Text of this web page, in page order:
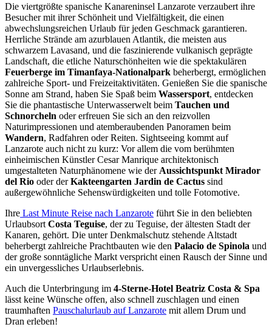
Die viertgrößte spanische Kanareninsel Lanzarote verzaubert ihre
Besucher mit ihrer Schönheit und Vielfältigkeit, die einen
abwechslungsreichen Urlaub für jeden Geschmack garantieren.
Herrliche Strände am azurblauen Atlantik, die meisten aus
schwarzem Lavasand, und die faszinierende vulkanisch geprägte
Landschaft, die etliche Naturschönheiten wie die spektakulären
Feuerberge im Timanfaya-Nationalpark beherbergt, ermöglichen
zahlreiche Sport- und Freizeitaktivitäten. Genießen Sie die spanische
Sonne am Strand, haben Sie Spaß beim Wassersport, entdecken
Sie die phantastische Unterwasserwelt beim Tauchen und
Schnorcheln oder erfreuen Sie sich an den reizvollen
Naturimpressionen und atemberaubenden Panoramen beim
Wandern, Radfahren oder Reiten. Sightseeing kommt auf
Lanzarote auch nicht zu kurz: Vor allem die vom berühmten
einheimischen Künstler Cesar Manrique architektonisch
umgestalteten Naturphänomene wie der Aussichtspunkt Mirador
del Rio oder derKakteengarten Jardin de Cactus sind
außergewöhnliche Sehenswürdigkeiten und tolle Fotomotive.
Ihre Last Minute Reise nach Lanzarote führt Sie in den beliebten
Urlaubsort Costa Teguise, der zu Teguise, der ältesten Stadt der
Kanaren, gehört. Die unter Denkmalschutz stehende Altstadt
beherbergt zahlreiche Prachtbauten wie den Palacio de Spinola und
der große sonntägliche Markt verspricht einen Rausch der Sinne und
ein unvergessliches Urlaubserlebnis.
Auch die Unterbringung im 4-Sterne-Hotel Beatriz Costa & Spa
lässt keine Wünsche offen, also schnell zuschlagen und einen
traumhaften Pauschalurlaub auf Lanzarote mit allem Drum und
Dran erleben!